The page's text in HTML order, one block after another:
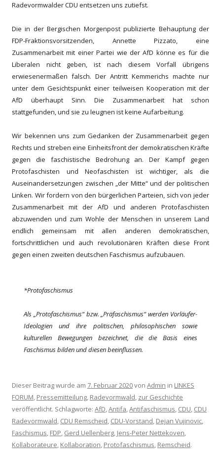
Radevormwalder CDU entsetzen uns zutiefst.
Die in der Bergischen Morgenpost publizierte Behauptung der
FDP-Fraktionsvorsitzenden, Annette Pizzato, eine
Zusammenarbeit mit einer Partei wie der AfD könne es für die
Liberalen nicht geben, ist nach diesem Vorfall übrigens
erwiesenermaßen falsch. Der Antritt Kemmerichs machte nur
unter dem Gesichtspunkt einer teilweisen Kooperation mit der
AfD überhaupt Sinn. Die Zusammenarbeit hat schon
stattgefunden, und sie zu leugnen ist keine Aufarbeitung.
Wir bekennen uns zum Gedanken der Zusammenarbeit gegen
Rechts und streben eine Einheitsfront der demokratischen Kräfte
gegen die faschistische Bedrohung an. Der Kampf gegen
Protofaschisten und Neofaschisten ist wichtiger, als die
Auseinandersetzungen zwischen „der Mitte“ und der politischen
Linken. Wir fordern von den bürgerlichen Parteien, sich von jeder
Zusammenarbeit mit der AfD und anderen Protofaschisten
abzuwenden und zum Wohle der Menschen in unserem Land
endlich gemeinsam mit allen anderen demokratischen,
fortschrittlichen und auch revolutionären Kräften diese Front
gegen einen zweiten deutschen Faschismus aufzubauen.
*Protofaschismus
Als „Protofaschismus“ bzw. „Präfaschismus“ werden Vorläufer-
Ideologien und ihre politischen, philosophischen sowie
kulturellen Bewegungen bezeichnet, die die Basis eines
Faschismus bilden und diesen beeinflussen.
Dieser Beitrag wurde am 7. Februar 2020von Admin in LINKES
FORUM, Pressemitteilung, Radevormwald, zur Geschichte
veröffentlicht. Schlagworte: AfD,Antifa,Antifaschismus, CDU, CDU
Radevormwald, CDU Remscheid, CDU-Vorstand, Dejan Vujinovic,
Faschismus, FDP, Gerd Uellenberg, Jens-Peter Nettekoven,
Kollaborateure, Kollaboration, Protofaschismus, Remscheid.